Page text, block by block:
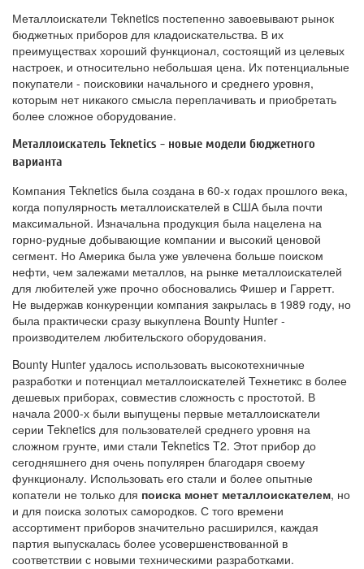
Металлоискатели Teknetics постепенно завоевывают рынок
бюджетных приборов для кладоискательства. В их
преимуществах хороший функционал, состоящий из целевых
настроек, и относительно небольшая цена. Их потенциальные
покупатели - поисковики начального и среднего уровня,
которым нет никакого смысла переплачивать и приобретать
более сложное оборудование.
Металлоискатель Teknetics - новые модели бюджетного
варианта
Компания Teknetics была создана в 60-х годах прошлого века,
когда популярность металлоискателей в США была почти
максимальной. Изначальна продукция была нацелена на
горно-рудные добывающие компании и высокий ценовой
сегмент. Но Америка была уже увлечена больше поиском
нефти, чем залежами металлов, на рынке металлоискателей
для любителей уже прочно обосновались Фишер и Гарретт.
Не выдержав конкуренции компания закрылась в 1989 году, но
была практически сразу выкуплена Bounty Hunter -
производителем любительского оборудования.
Bounty Hunter удалось использовать высокотехничные
разработки и потенциал металлоискателей Технетикс в более
дешевых приборах, совместив сложность с простотой. В
начала 2000-х были выпущены первые металлоискатели
серии Teknetics для пользователей среднего уровня на
сложном грунте, ими стали Teknetics T2. Этот прибор до
сегодняшнего дня очень популярен благодаря своему
функционалу. Использовать его стали и более опытные
копатели не только для поиска монет металлоискателем, но
и для поиска золотых самородков. С того времени
ассортимент приборов значительно расширился, каждая
партия выпускалась более усовершенствованной в
соответствии с новыми техническими разработками.